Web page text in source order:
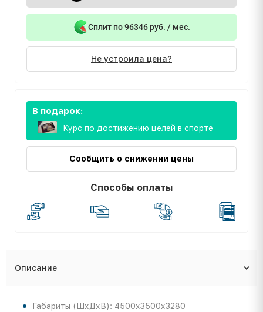
Сплит по 96346 руб. / мес.
Не устроила цена?
В подарок:
Курс по достижению целей в спорте
Сообщить о снижении цены
Способы оплаты
Описание
Габариты (ШхДхВ): 4500x3500x3280